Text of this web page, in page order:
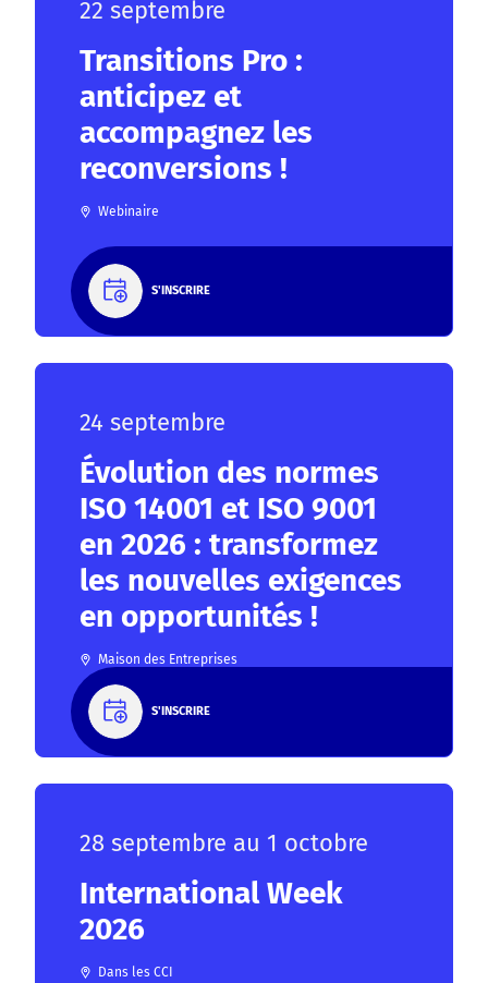
22 septembre
Transitions Pro :
anticipez et
accompagnez les
reconversions !
Webinaire
S'INSCRIRE
24 septembre
Évolution des normes
ISO 14001 et ISO 9001
en 2026 : transformez
les nouvelles exigences
en opportunités !
Maison des Entreprises
S'INSCRIRE
28 septembre au 1 octobre
International Week
2026
Dans les CCI